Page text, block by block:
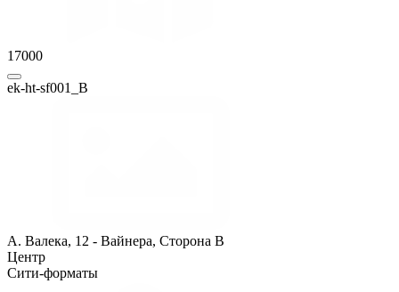
17000
ek-ht-sf001_B
А. Валека, 12 - Вайнера, Сторона B
Центр
Сити-форматы